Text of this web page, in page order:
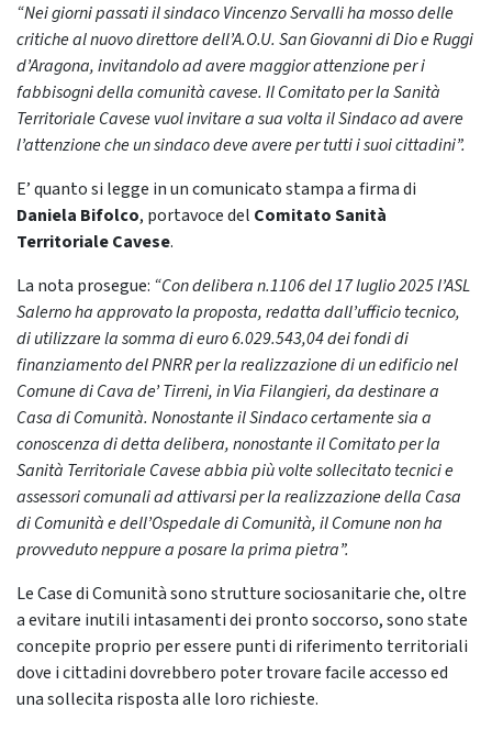
“Nei giorni passati il sindaco Vincenzo Servalli ha mosso delle
critiche al nuovo direttore dell’A.O.U. San Giovanni di Dio e Ruggi
d’Aragona, invitandolo ad avere maggior attenzione per i
fabbisogni della comunità cavese. Il Comitato per la Sanità
Territoriale Cavese vuol invitare a sua volta il Sindaco ad avere
l’attenzione che un sindaco deve avere per tutti i suoi cittadini”.
E’ quanto si legge in un comunicato stampa a firma di
Daniela Bifolco, portavoce del Comitato Sanità
Territoriale Cavese.
La nota prosegue: “Con delibera n.1106 del 17 luglio 2025 l’ASL
Salerno ha approvato la proposta, redatta dall’ufficio tecnico,
di utilizzare la somma di euro 6.029.543,04 dei fondi di
finanziamento del PNRR per la realizzazione di un edificio nel
Comune di Cava de’ Tirreni, in Via Filangieri, da destinare a
Casa di Comunità. Nonostante il Sindaco certamente sia a
conoscenza di detta delibera, nonostante il Comitato per la
Sanità Territoriale Cavese abbia più volte sollecitato tecnici e
assessori comunali ad attivarsi per la realizzazione della Casa
di Comunità e dell’Ospedale di Comunità, il Comune non ha
provveduto neppure a posare la prima pietra”.
Le Case di Comunità sono strutture sociosanitarie che, oltre
a evitare inutili intasamenti dei pronto soccorso, sono state
concepite proprio per essere punti di riferimento territoriali
dove i cittadini dovrebbero poter trovare facile accesso ed
una sollecita risposta alle loro richieste.